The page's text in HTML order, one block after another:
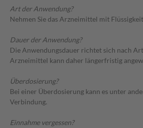
Art der Anwendung?
Nehmen Sie das Arzneimittel mit Flüssigkeit
Dauer der Anwendung?
Die Anwendungsdauer richtet sich nach
Arzneimittel kann daher längerfristig
Überdosierung?
Bei einer Überdosierung kann es unter
Verbindung.
Einnahme vergessen?